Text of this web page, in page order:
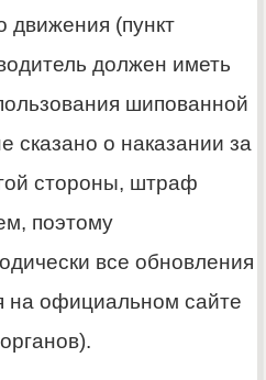
движения (пункт
должен иметь
шипованной
сказано о наказании за
стороны, штраф
поэтому
все обновления
на официальном сайте